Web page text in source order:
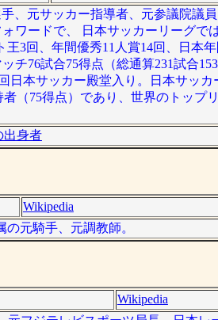
、元サッカー指導者、元参議院議
ワードで、 日本サッカーリーグで
3回、年間優秀11人賞14回、日本
76試合75得点（総通算231試合
日本サッカー殿堂入り。日本サッ
（75得点）であり、世界のトップ
出身者
Wikipedia
元騎手、元調教師。
Wikipedia